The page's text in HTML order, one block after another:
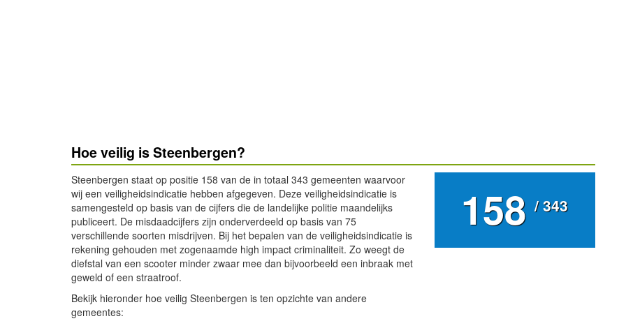
Hoe veilig is Steenbergen?
Steenbergen staat op positie 158 van de in totaal 343 gemeenten waarvoor
wij een veiligheidsindicatie hebben afgegeven. Deze veiligheidsindicatie is
samengesteld op basis van de cijfers die de landelijke politie maandelijks
publiceert. De misdaadcijfers zijn onderverdeeld op basis van 75
verschillende soorten misdrijven. Bij het bepalen van de veiligheidsindicatie is
rekening gehouden met zogenaamde high impact criminaliteit. Zo weegt de
diefstal van een scooter minder zwaar mee dan bijvoorbeeld een inbraak met
geweld of een straatroof.
Bekijk hieronder hoe veilig Steenbergen is ten opzichte van andere
gemeentes:
158 / 343